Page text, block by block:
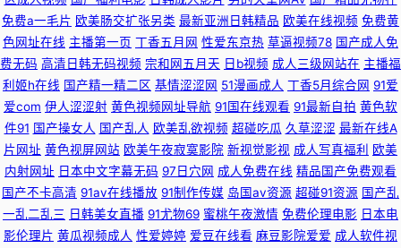
亚洲网 不卡另类 91探花在线观看百度 亚洲美女91网站 国产盗摄久久 偷拍视
频无码91 免费欧美妈妈A片 91探花 日韩亚洲欧美国产婷婷 超碰爱99 AV天堂
香蕉AV 一本道啪啪啪资源 狠狠草网 久久成人网香蕉视频 91视频首页蝌蚪 玖
玖综合性 日韩一级免费 超碰在线最97 在线观看视频三级黄色 午夜福利合集
92 久操精品视频在线播放 91瑟瑟国产黑料 婷婷五月影院 后入妹妹 91网在线
免费a一毛片 欧美肠交扩张另类 最新亚洲日韩精品 欧美在线视频 免费黄
色网址在线 主播第一页 丁香五月网 性爱东京热 草逼视频78 国产成人免
费无码 高清日韩无码视频 宗和网五月天 日b视频 成人三级网站在 主播福
利姬h在线 国产精一精二区 基情涩涩网 51漫画成人 丁香5月综合网 91爱
爱com 伊人涩涩射 黄色视频网址导航 91国在线观看 91最新自拍 黄色软
件91 国产操女人 国产乱人 欧美乱欲视频 超碰吃瓜 久草涩涩 最新在线A
片网址 黄色视屏网站 欧美午夜寂寞影院 新视觉影视 成人写真福利 欧美
内射网址 日本中文字幕无码 97日穴网 成人免费在线 精品国产免费观看
国产不卡高清 91av在线播放 91制作传媒 岛国av资源 超碰91资源 国产乱
一乱二乱三 日韩美女直播 91尤物69 蜜桃午夜激情 免费伦理电影 日本电
影伦理片 黄瓜视频成人 性爱婷婷 爱豆在线看 麻豆影院爱爱 成人软件视